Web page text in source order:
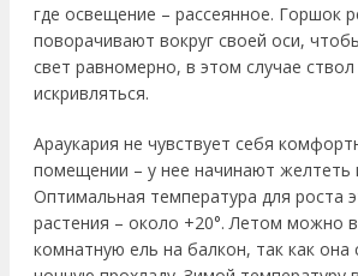
где освещение – рассеянное. Горшок
поворачивают вокруг своей оси,
свет равномерно, в этом случае
искривляться.
Араукария не чувствует себя
помещении – у нее начинают желтеть
Оптимальная температура для роста
растения – около +20°. Летом можно
комнатную ель на балкон, так как она